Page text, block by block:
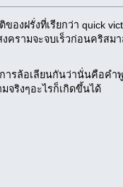
องฝรั่งที่เรียกว่า quick
งครามจะจบเร็วก่อนคริสม
ารล้อเลียนกันว่านั่นคือคำ
จริงๆอะไรก็เกิดขึ้นได้